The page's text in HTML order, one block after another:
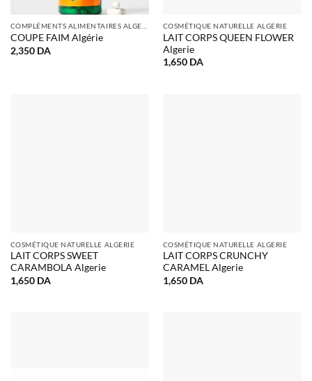
COUPE FAIM Algérie
2,350 DA
COSMÉTIQUE NATURELLE ALGERIE
LAIT CORPS QUEEN FLOWER
Algerie
1,650 DA
COSMÉTIQUE NATURELLE ALGERIE
LAIT CORPS SWEET
CARAMBOLA Algerie
1,650 DA
COSMÉTIQUE NATURELLE ALGERIE
LAIT CORPS CRUNCHY
CARAMEL Algerie
1,650 DA